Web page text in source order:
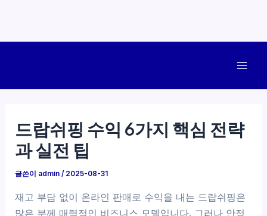
드랍쉬핑 수익 6가지 핵심 전략
과 실전 팁
글쓴이 admin/ 2025-08-31
재고 부담 없이 온라인 판매로 수익을 내는 드랍쉬핑은
많은 분께 매력적인 비즈니스 모델입니다. 그러나 안정